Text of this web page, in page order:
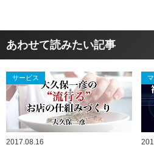
あわせて読みたい記事
サービス
2017.08.16